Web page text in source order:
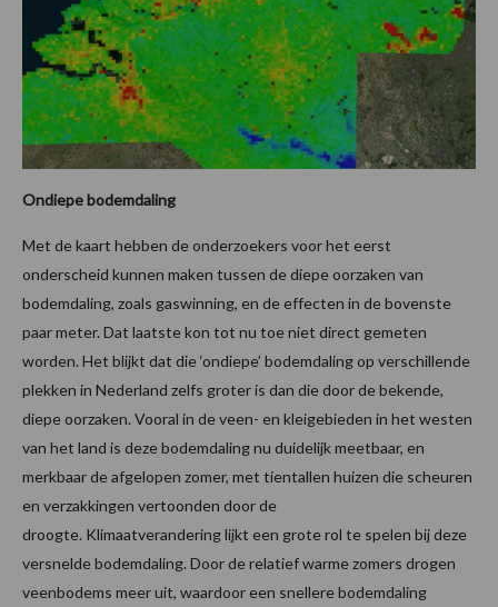
Ondiepe bodemdaling
Met de kaart hebben de onderzoekers voor het eerst
onderscheid kunnen maken tussen de diepe oorzaken van
bodemdaling, zoals gaswinning, en de effecten in de bovenste
paar meter. Dat laatste kon tot nu toe niet direct gemeten
worden. Het blijkt dat die ‘ondiepe’ bodemdaling op verschillende
plekken in Nederland zelfs groter is dan die door de bekende,
diepe oorzaken. Vooral in de veen- en kleigebieden in het westen
van het land is deze bodemdaling nu duidelijk meetbaar, en
merkbaar de afgelopen zomer, met tientallen huizen die scheuren
en verzakkingen vertoonden door de
droogte. Klimaatverandering lijkt een grote rol te spelen bij deze
versnelde bodemdaling. Door de relatief warme zomers drogen
veenbodems meer uit, waardoor een snellere bodemdaling